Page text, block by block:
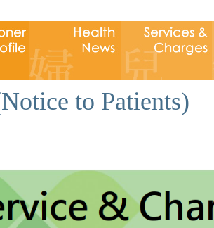
to Patients)